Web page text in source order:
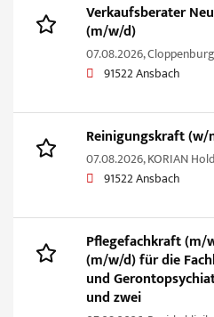
Verkaufsberater
(m/w/d)
07.08.2026,
91522 Ansbach
Reinigungskraft
07.08.2026,KORIAN
91522 Ansbach
Pflegefachkraft (m/
(m/w/d) für die
und
und zwei